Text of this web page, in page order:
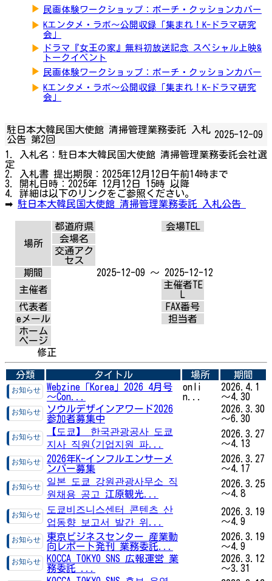
▶ 民画体験ワークショップ：ポーチ・クッションカバー
▶ Kエンタメ・ラボ～公開収録「集まれ！K-ドラマ研究
会」
▶
ドラマ『女王の家』無料初放送記念 スペシャル上映&
トークイベント
▶ 民画体験ワークショップ：ポーチ・クッションカバー
▶ Kエンタメ・ラボ～公開収録「集まれ！K-ドラマ研究
会」
駐日本大韓民国大使館 清掃管理業務委託 入札
公告 第2回
2025-12-09
1. 入札名：駐日本大韓民国大使館 清掃管理業務委託会社選
定
2. 入札書 提出期限：2025年12月12日午前14時まで
3. 開札日時：2025年 12月12日 15時 以降
4. 詳細は以下のリンクをご参照ください。
➡ 駐日本大韓民国大使館 清掃管理業務委託 入札公告
場所
都道府県
会場TEL
会場名
交通アク
セス
期間
2025-12-09 ～ 2025-12-12
主催者
主催者TE
代表者
FAX番号
eメール
担当者
ホーム
ページ
修正
分類 タイトル 場所
期間
Webzine「Korea」2026 4月号
～Con...
onli
n...
2026.4.1
～4.30
ソウルデザインアワード2026
参加者募集中
2026.3.30
～6.30
【도쿄】 한국관광공사 도쿄
지사 직원(기업지원 파...
2026.3.27
～4.13
2026年K-インフルエンサーメ
ンバー募集
2026.3.27
～4.17
일본 도쿄 강원관광사무소 직
원채용 공고 江原観光...
2026.3.25
～4.8
도쿄비즈니스센터 콘텐츠 산
업동향 보고서 발간 위...
2026.3.19
～4.9
東京ビジネスセンター 産業動
向レポート発刊 業務委託...
2026.3.19
～4.9
KOCCA TOKYO SNS 広報運営 業
務委託 ...
2026.3.12
～3.31